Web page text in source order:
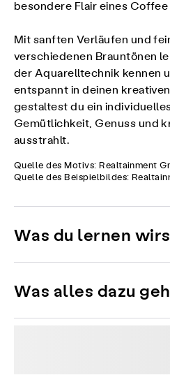
besondere Flair eines
Mit sanften Verläufen und
verschiedenen Brauntönen
der Aquarelltechnik kennen
entspannt in deinen
gestaltest du ein
Gemütlichkeit, Genuss und
ausstrahlt.
Quelle des Motivs: Realtainment
Quelle des Beispielbildes:
Was du lernen
Was alles dazu